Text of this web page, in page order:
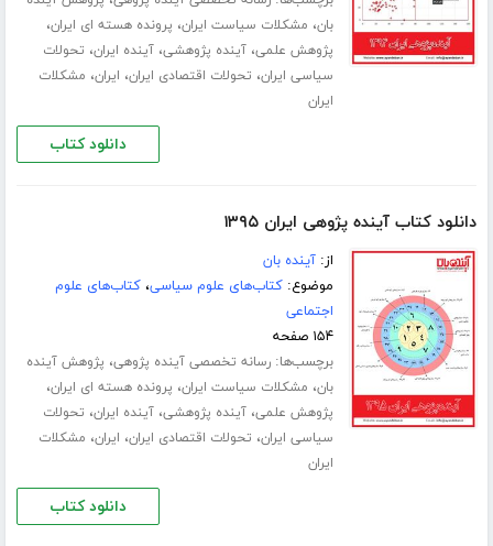
بان، مشکلات سیاست ایران، پرونده هسته ای ایران،
پژوهش علمی،آینده پژوهشی،آینده ایران، تحولات
سیاسی ایران، تحولات اقتصادی ایران، ایران، مشکلات
ایران
دانلود کتاب
دانلود کتاب آینده پژوهی ایران ۱۳۹۵
از:آینده بان
موضوع:کتاب‌های علوم سیاسی،کتاب‌های علوم
اجتماعی
۱۵۴ صفحه
برچسب‌ها:رسانه تخصصی آینده پژوهی، پژوهش آینده
بان، مشکلات سیاست ایران، پرونده هسته ای ایران،
پژوهش علمی،آینده پژوهشی،آینده ایران، تحولات
سیاسی ایران، تحولات اقتصادی ایران، ایران، مشکلات
ایران
دانلود کتاب